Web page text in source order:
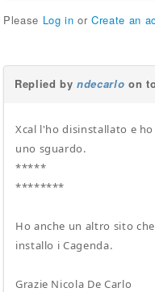
Please Log in orCreate an
Replied byndecarlo on
Xcal l'ho disinstallato e
uno sguardo.
*****
********
Ho anche un altro sito
installo i Cagenda.
Grazie Nicola De Carlo